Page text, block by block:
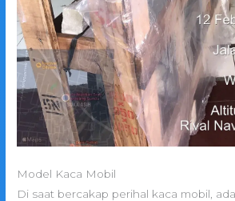
Model Kaca Mobil
Di saat bercakap perihal kaca mobil,